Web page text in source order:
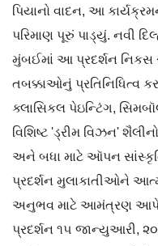
પિયાનો વાદન, આ
પરિમાણ પૂરું પાડ્યું. નવી
મુંબઈમાં આ પ્રદર્શન નિકસ
તબક્કાઓનું પ્રતિનિધિત્વ
ક્લાસિકલ પેઇન્ટિંગ,
વિશિષ્ટ 'ડ્રીમ વિઝન'
અને બધા માટે ઑપન
પ્રદર્શન મુલાકાતીઓને
અનુભવ માટે આમંત્રણ આપે
પ્રદર્શન ૧૫ જાન્યુઆરી,